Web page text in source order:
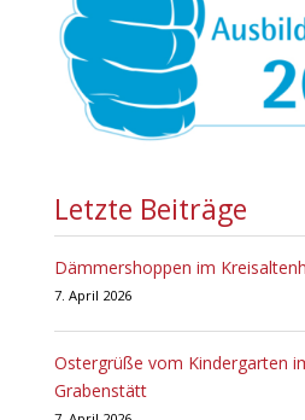
Letzte Beiträge
Dämmershoppen im
7. April 2026
Ostergrüße vom Kindergarten
Grabenstätt